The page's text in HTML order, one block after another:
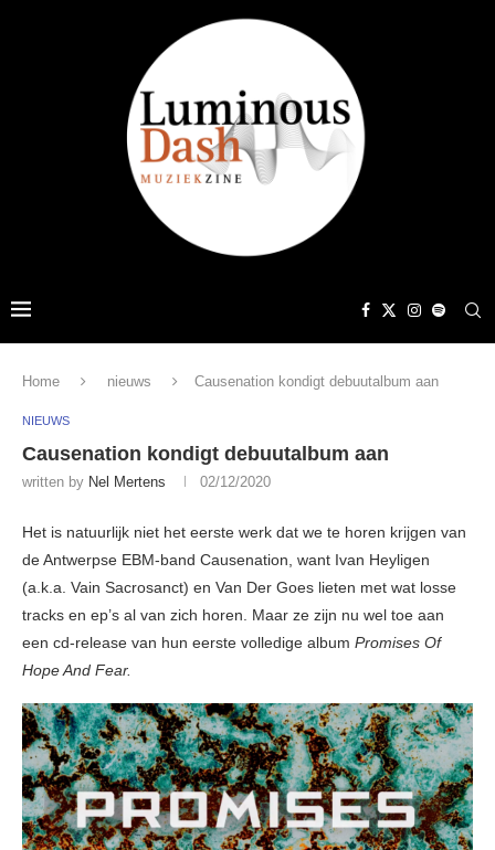
Home nieuws Causenation kondigt debuutalbum aan
NIEUWS
Causenation kondigt debuutalbum aan
written by Nel Mertens 02/12/2020
Het is natuurlijk niet het eerste werk dat we te horen krijgen van
de Antwerpse EBM-band Causenation, want Ivan Heyligen
(a.k.a. Vain Sacrosanct) en Van Der Goes lieten met wat losse
tracks en ep’s al van zich horen. Maar ze zijn nu wel toe aan
een cd-release van hun eerste volledige album Promises Of
Hope And Fear.